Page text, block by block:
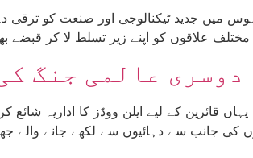
جدید ٹیکنالوجی اور صنعت کو ترقی
دوسری عالمی جنگ